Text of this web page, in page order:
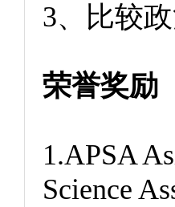
3、比较
荣誉奖励
1.APSA
Science